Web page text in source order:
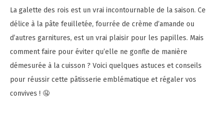
La galette des rois est un vrai incontournable de la saison. Ce
délice à la pâte feuilletée, fourrée de crème d’amande ou
d’autres garnitures, est un vrai plaisir pour les papilles. Mais
comment faire pour éviter qu’elle ne gonfle de manière
démesurée à la cuisson ? Voici quelques astuces et conseils
pour réussir cette pâtisserie emblématique et régaler vos
convives ! 🤤